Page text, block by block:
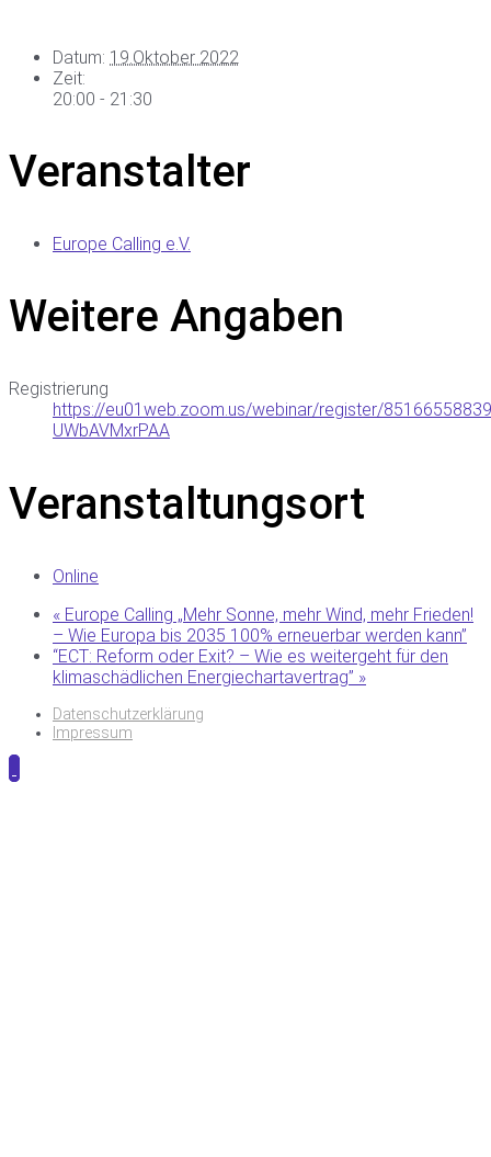
Datum: 19.Oktober 2022
Zeit:
20:00 - 21:30
Veranstalter
Europe Calling e.V.
Weitere Angaben
Registrierung
https://eu01web.zoom.us/webinar/register/
UWbAVMxrPAA
Veranstaltungsort
Online
« Europe Calling „Mehr Sonne, mehr Wind, mehr Frieden!
– Wie Europa bis 2035 100% erneuerbar werden kann”
“ECT: Reform oder Exit? – Wie es weitergeht für den
klimaschädlichen Energiechartavertrag” »
Datenschutzerklärung
Impressum